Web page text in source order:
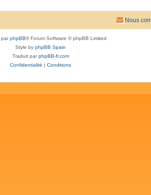
Nous
parphpBB® Forum Software © phpBB Limited
Style by phpBB Spain
Traduit parphpBB-fr.com
Confidentialité | Conditions